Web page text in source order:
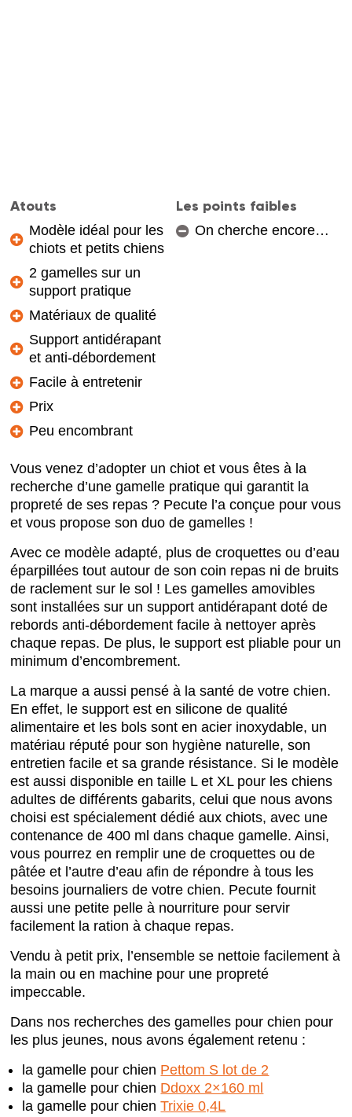
Atouts
Modèle idéal pour les
chiots et petits chiens
2 gamelles sur un
support pratique
Matériaux de qualité
Support antidérapant
et anti-débordement
Facile à entretenir
Prix
Peu encombrant
Les points faibles
On cherche encore…
Vous venez d’adopter un chiot et vous êtes à la
recherche d’une gamelle pratique qui garantit la
propreté de ses repas ? Pecute l’a conçue pour vous
et vous propose son duo de gamelles !
Avec ce modèle adapté, plus de croquettes ou d’eau
éparpillées tout autour de son coin repas ni de bruits
de raclement sur le sol ! Les gamelles amovibles
sont installées sur un support antidérapant doté de
rebords anti-débordement facile à nettoyer après
chaque repas. De plus, le support est pliable pour un
minimum d’encombrement.
La marque a aussi pensé à la santé de votre chien.
En effet, le support est en silicone de qualité
alimentaire et les bols sont en acier inoxydable, un
matériau réputé pour son hygiène naturelle, son
entretien facile et sa grande résistance. Si le modèle
est aussi disponible en taille L et XL pour les chiens
adultes de différents gabarits, celui que nous avons
choisi est spécialement dédié aux chiots, avec une
contenance de 400 ml dans chaque gamelle. Ainsi,
vous pourrez en remplir une de croquettes ou de
pâtée et l’autre d’eau afin de répondre à tous les
besoins journaliers de votre chien. Pecute fournit
aussi une petite pelle à nourriture pour servir
facilement la ration à chaque repas.
Vendu à petit prix, l’ensemble se nettoie facilement à
la main ou en machine pour une propreté
impeccable.
Dans nos recherches des gamelles pour chien pour
les plus jeunes, nous avons également retenu :
la gamelle pour chien Pettom S lot de 2
la gamelle pour chien Ddoxx 2×160 ml
la gamelle pour chienTrixie 0,4L